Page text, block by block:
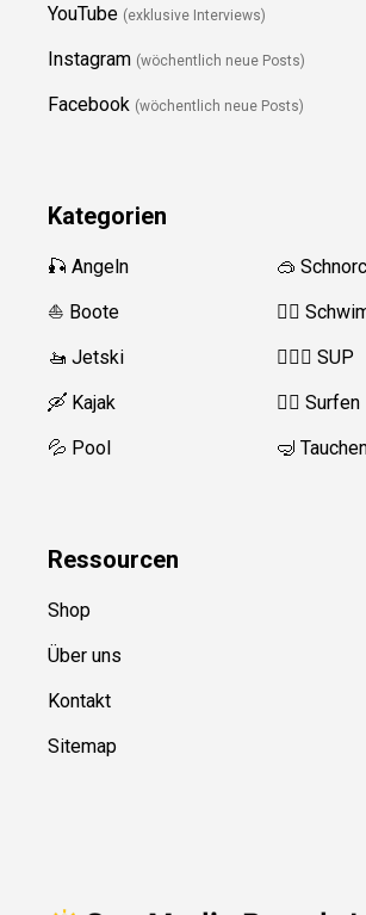
YouTube (exklusive Interviews)
Instagram (wöchentlich neue Posts)
Facebook (wöchentlich neue Posts)
Kategorien
🎣 Angeln
⛵️ Boote
🚤 Jetski
🛶 Kajak
💦 Pool
🥽
🏊‍♂️
🏄‍♀️🛶 SUP
🏄‍♂️ Surfen
🤿
Ressourcen
Shop
Über uns
Kontakt
Sitemap